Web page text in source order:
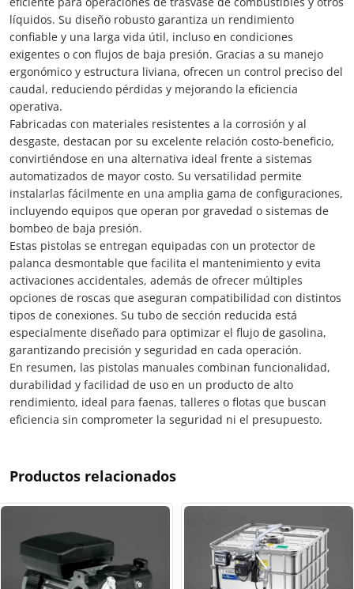
líquidos. Su diseño robusto garantiza un rendimiento
confiable y una larga vida útil, incluso en condiciones
exigentes o con flujos de baja presión. Gracias a su manejo
ergonómico y estructura liviana, ofrecen un control preciso del
caudal, reduciendo pérdidas y mejorando la eficiencia
operativa.
Fabricadas con materiales resistentes a la corrosión y al
desgaste, destacan por su excelente relación costo-beneficio,
convirtiéndose en una alternativa ideal frente a sistemas
automatizados de mayor costo. Su versatilidad permite
instalarlas fácilmente en una amplia gama de configuraciones,
incluyendo equipos que operan por gravedad o sistemas de
bombeo de baja presión.
Estas pistolas se entregan equipadas con un protector de
palanca desmontable que facilita el mantenimiento y evita
activaciones accidentales, además de ofrecer múltiples
opciones de roscas que aseguran compatibilidad con distintos
tipos de conexiones. Su tubo de sección reducida está
especialmente diseñado para optimizar el flujo de gasolina,
garantizando precisión y seguridad en cada operación.
En resumen, las pistolas manuales combinan funcionalidad,
durabilidad y facilidad de uso en un producto de alto
rendimiento, ideal para faenas, talleres o flotas que buscan
eficiencia sin comprometer la seguridad ni el presupuesto.
Productos relacionados